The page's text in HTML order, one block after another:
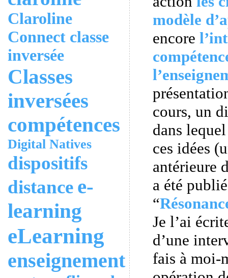
Claroline
Connect classe
inversée
Classes
inversées
compétences
Digital Natives
dispositifs
distance e-
learning
eLearning
enseignement
modèle
encore
cours, un
dans
ces idées
antérieure
a été
“
Je l’ai
d’une
fais à moi-